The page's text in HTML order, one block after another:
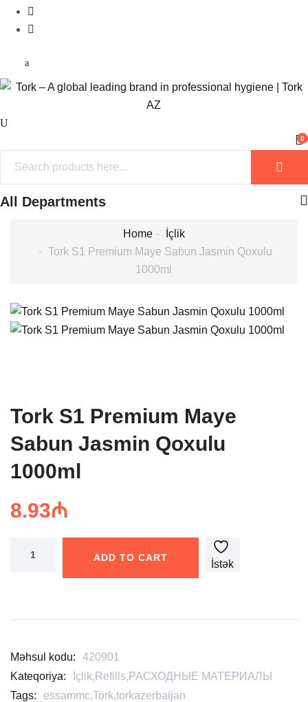
0
All Departments
Home
İçlik
Tork S1 Premium Maye Sabun Jasmin Qoxulu
1000ml
Tork S1 Premium Maye
Sabun Jasmin Qoxulu
1000ml
8.93₼
ADD TO CART
İstək
edin
Məhsul kodu:
420901
Kateqoriya:
İçlik, Refills, РАСХОДНЫЕ МАТЕРИАЛЫ
Tags:
essammc,Tork,torkazerbaijan